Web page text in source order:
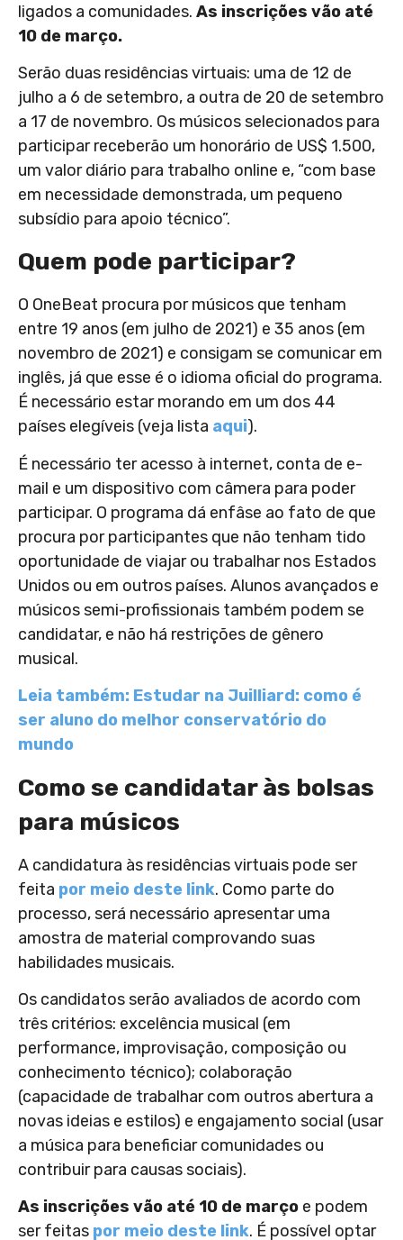
ligados a comunidades. As inscrições vão até
10 de março.
Serão duas residências virtuais: uma de 12 de
julho a 6 de setembro, a outra de 20 de setembro
a 17 de novembro. Os músicos selecionados para
participar receberão um honorário de US$ 1.500,
um valor diário para trabalho online e, “com base
em necessidade demonstrada, um pequeno
subsídio para apoio técnico”.
Quem pode participar?
O OneBeat procura por músicos que tenham
entre 19 anos (em julho de 2021) e 35 anos (em
novembro de 2021) e consigam se comunicar em
inglês, já que esse é o idioma oficial do programa.
É necessário estar morando em um dos 44
países elegíveis (veja lista aqui).
É necessário ter acesso à internet, conta de e-
mail e um dispositivo com câmera para poder
participar. O programa dá enfâse ao fato de que
procura por participantes que não tenham tido
oportunidade de viajar ou trabalhar nos Estados
Unidos ou em outros países. Alunos avançados e
músicos semi-profissionais também podem se
candidatar, e não há restrições de gênero
musical.
Leia também: Estudar na Juilliard: como é
ser aluno do melhor conservatório do
mundo
Como se candidatar às bolsas
para músicos
A candidatura às residências virtuais pode ser
feita por meio deste link. Como parte do
processo, será necessário apresentar uma
amostra de material comprovando suas
habilidades musicais.
Os candidatos serão avaliados de acordo com
três critérios: excelência musical (em
performance, improvisação, composição ou
conhecimento técnico); colaboração
(capacidade de trabalhar com outros abertura a
novas ideias e estilos) e engajamento social (usar
a música para beneficiar comunidades ou
contribuir para causas sociais).
As inscrições vão até 10 de março e podem
ser feitas por meio deste link. É possível optar